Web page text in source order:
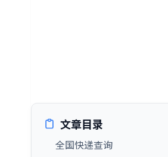
文章目录
全国快递查询